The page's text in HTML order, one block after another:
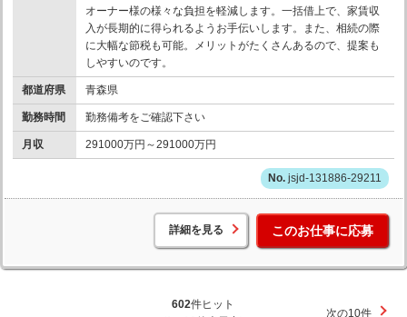
オーナー様の様々な負担を軽減します。一括借上で、家賃収
入が長期的に得られるようお手伝いします。また、相続の際
に大幅な節税も可能。メリットがたくさんあるので、提案も
しやすいのです。
都道府県 青森県
勤務時間 勤務備考をご確認下さい
月収 291000万円～291000万円
jsjd-131886-29211
詳細を見る このお仕事に応募
602件ヒット
次の10件